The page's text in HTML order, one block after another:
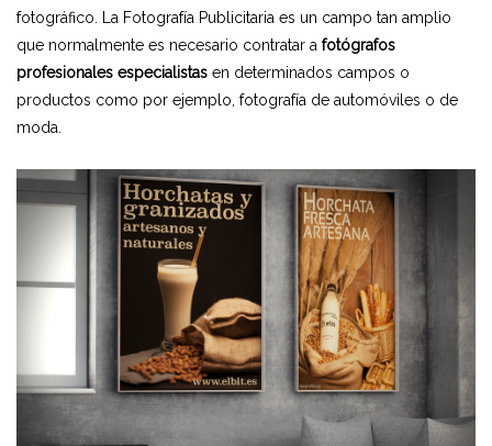
fotográfico. La Fotografía Publicitaria es un campo tan amplio
que normalmente es necesario contratar a fotógrafos
profesionales especialistas en determinados campos o
productos como por ejemplo, fotografía de automóviles o de
moda.